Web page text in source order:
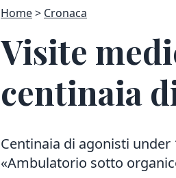
Home Cronaca
Visite
centinaia
Centinaia di agonisti under
«Ambulatorio sotto